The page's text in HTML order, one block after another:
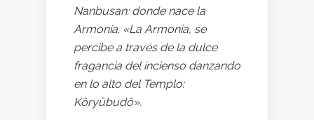
Nanbusan: donde nace la
Armonía. «La Armonía, se
percibe a través de la dulce
fragancia del incienso danzando
en lo alto del Templo:
Kôryûbudô».